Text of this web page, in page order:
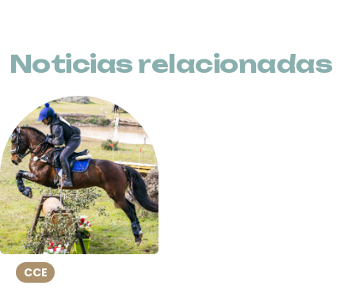
Noticias relacionadas
CCE